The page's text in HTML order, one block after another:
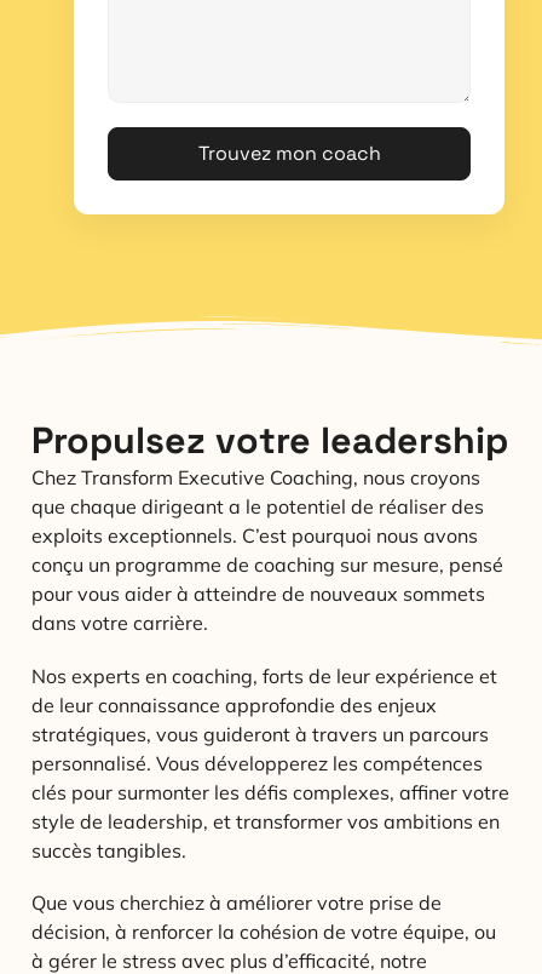
Trouvez mon coach
Propulsez votre leadership
Chez Transform Executive Coaching, nous croyons
que chaque dirigeant a le potentiel de réaliser des
exploits exceptionnels. C’est pourquoi nous avons
conçu un programme de coaching sur mesure, pensé
pour vous aider à atteindre de nouveaux sommets
dans votre carrière.
Nos experts en coaching, forts de leur expérience et
de leur connaissance approfondie des enjeux
stratégiques, vous guideront à travers un parcours
personnalisé. Vous développerez les compétences
clés pour surmonter les défis complexes, affiner votre
style de leadership, et transformer vos ambitions en
succès tangibles.
Que vous cherchiez à améliorer votre prise de
décision, à renforcer la cohésion de votre équipe, ou
à gérer le stress avec plus d’efficacité, notre